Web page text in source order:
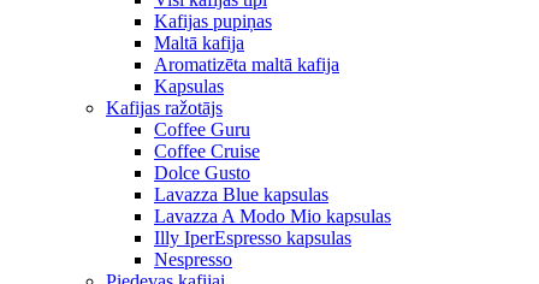
Kafijas pupiņas
Maltā kafija
Aromatizēta maltā kafija
Kapsulas
Kafijas ražotājs
Coffee Guru
Coffee Cruise
Dolce Gusto
Lavazza Blue kapsulas
Lavazza A Modo Mio kapsulas
Illy IperEspresso kapsulas
Nespresso